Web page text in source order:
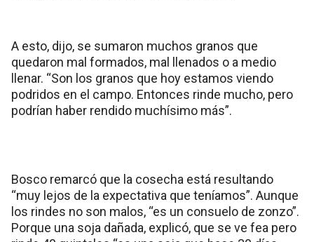
A esto, dijo, se sumaron muchos granos que
quedaron mal formados, mal llenados o a medio
llenar. “Son los granos que hoy estamos viendo
podridos en el campo. Entonces rinde mucho, pero
podrían haber rendido muchísimo más”.
Bosco remarcó que la cosecha está resultando
“muy lejos de la expectativa que teníamos”. Aunque
los rindes no son malos, “es un consuelo de zonzo”.
Porque una soja dañada, explicó, que se ve fea pero